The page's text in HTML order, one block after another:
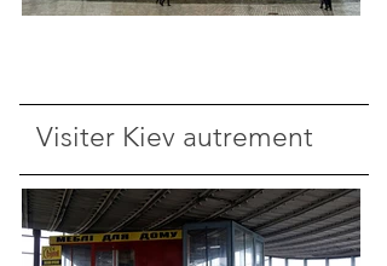
Visiter Kiev autrement